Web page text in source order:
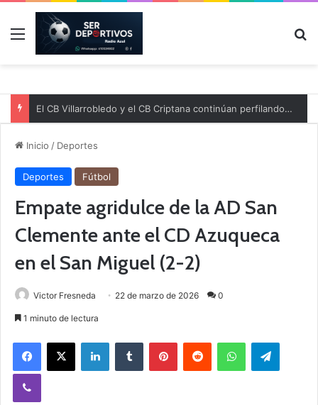
Menú
El CB Villarrobledo y el CB Criptana continúan perfilando sus plantillas
Inicio / Deportes
Deportes Fútbol
Empate agridulce de la AD San
Clemente ante el CD Azuqueca
en el San Miguel (2-2)
Victor Fresneda 22 de marzo de 2026 0
1 minuto de lectura